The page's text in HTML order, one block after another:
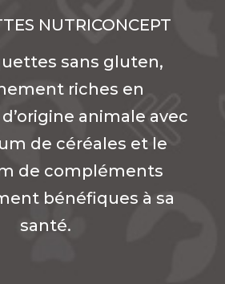
NUTRICONCEPT
sans gluten,
riches en
animale avec
de céréales et le
de compléments
bénéfiques à sa
santé.